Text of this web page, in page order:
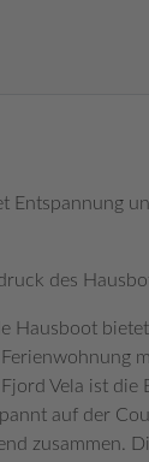
Entspannung
des
Hausboot
Vela ist
auf der
zusammen.